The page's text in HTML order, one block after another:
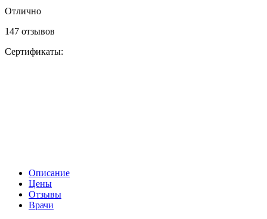
Отлично
147 отзывов
Сертификаты:
Описание
Цены
Отзывы
Врачи